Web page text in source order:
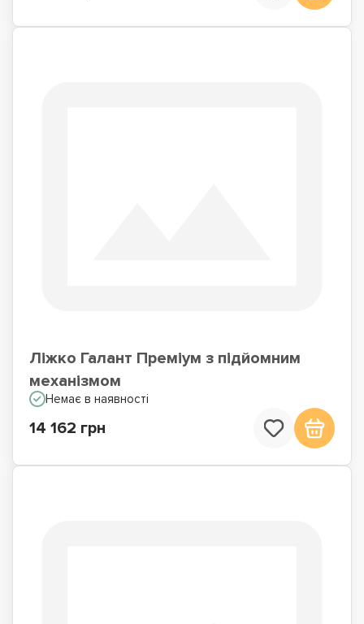
Ліжко Галант Преміум з підйомним
механізмом
Немає в наявності
14 162 грн